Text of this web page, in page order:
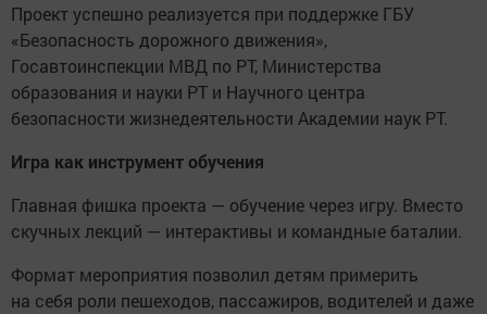
Проект успешно реализуется при поддержке ГБУ
«Безопасность дорожного движения»,
Госавтоинспекции МВД по РТ, Министерства
образования и науки РТ и Научного центра
безопасности жизнедеятельности Академии наук РТ.
Игра как инструмент обучения
Главная фишка проекта — обучение через игру. Вместо
скучных лекций — интерактивы и командные баталии.
Формат мероприятия позволил детям примерить
на себя роли пешеходов, пассажиров, водителей и даже